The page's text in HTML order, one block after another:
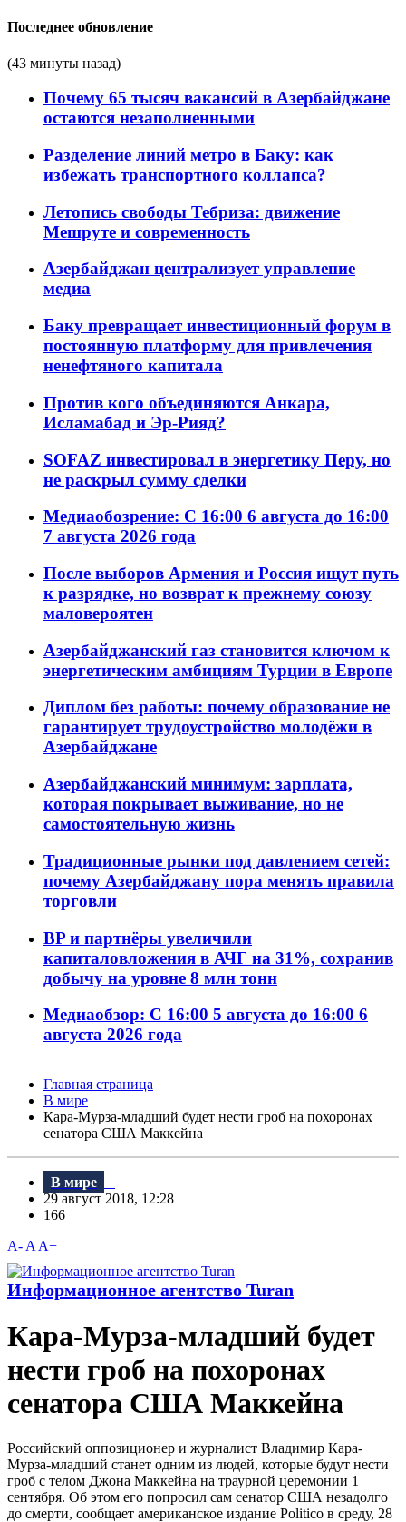
Последнее обновление
(43 минуты назад)
Почему 65 тысяч вакансий в Азербайджане
остаются незаполненными
Разделение линий метро в Баку: как
избежать транспортного коллапса?
Летопись свободы Тебриза: движение
Мешруте и современность
Азербайджан централизует управление
медиа
Баку превращает инвестиционный форум в
постоянную платформу для привлечения
ненефтяного капитала
Против кого объединяются Анкара,
Исламабад и Эр-Рияд?
SOFAZ инвестировал в энергетику Перу, но
не раскрыл сумму сделки
Медиаобозрение: С 16:00 6 августа до 16:00
7 августа 2026 года
После выборов Армения и Россия ищут путь
к разрядке, но возврат к прежнему союзу
маловероятен
Азербайджанский газ становится ключом к
энергетическим амбициям Турции в Европе
Диплом без работы: почему образование не
гарантирует трудоустройство молодёжи в
Азербайджане
Азербайджанский минимум: зарплата,
которая покрывает выживание, но не
самостоятельную жизнь
Традиционные рынки под давлением сетей:
почему Азербайджану пора менять правила
торговли
BP и партнёры увеличили
капиталовложения в АЧГ на 31%, сохранив
добычу на уровне 8 млн тонн
Медиаобзор: С 16:00 5 августа до 16:00 6
августа 2026 года
Главная страница
В мире
Кара-Мурза-младший будет нести гроб на похоронах
сенатора США Маккейна
В мире
29 август 2018, 12:28
166
A- A A+
Информационное агентство Turan
Кара-Мурза-младший будет
нести гроб на похоронах
сенатора США Маккейна
Российский оппозиционер и журналист Bладимир Кара-
Мурза-младший станет одним из людей, которые будут нести
гроб с телом Джона Маккейна на траурной церемонии 1
сентября. Об этом его попросил сам сенатор США незадолго
до смерти, сообщает американское издание Politico в среду, 28